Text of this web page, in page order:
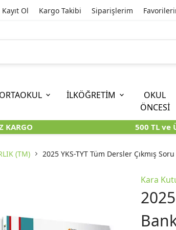
Kayıt Ol Kargo Takibi Siparişlerim
11. SINIF
KARA KUTU KİTAPLARI
EĞİTİM BİLİMLERİ
KARA KUTU KİTAPLARI
ORTAOKUL
6. SINIF
KARA KUTU
İLKÖĞRETİM
OKUL
ÖNCESİ
500 TL ve
(TM) 2025 YKS-TYT Tüm Dersler Çıkmış
Kara